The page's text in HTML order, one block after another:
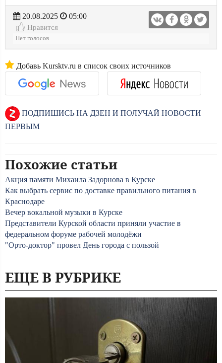
20.08.2025
05:00
Нравится
Нет голосов
Добавь Kursktv.ru в список своих источников
ПОДПИШИСЬ НА ДЗЕН И ПОЛУЧАЙ НОВОСТИ
ПЕРВЫМ
Похожие статьи
Акция памяти Михаила Задорнова в Курске
Как выбрать сервис по доставке правильного питания в
Краснодаре
Вечер вокальной музыки в Курске
Представители Курской области приняли участие в
федеральном форуме рабочей молодёжи
"Орто-доктор" провел День города с пользой
ЕЩЕ В РУБРИКЕ